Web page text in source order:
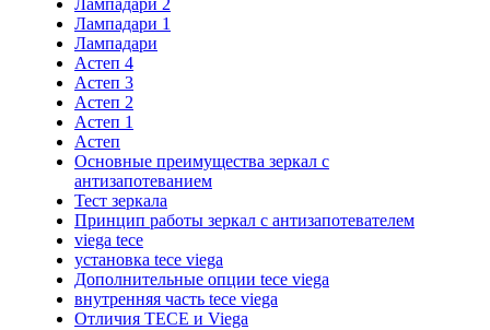
Лампадари 1
Лампадари
Астеп 4
Астеп 3
Астеп 2
Астеп 1
Астеп
Основные преимущества зеркал с
антизапотеванием
Тест зеркала
Принцип работы зеркал с антизапотевателем
viega tece
установка tece viega
Дополнительные опции tece viega
внутренняя часть tece viega
Отличия TECE и Viega